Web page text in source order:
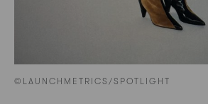
©LAUNCHMETRICS/SPOTLIGHT